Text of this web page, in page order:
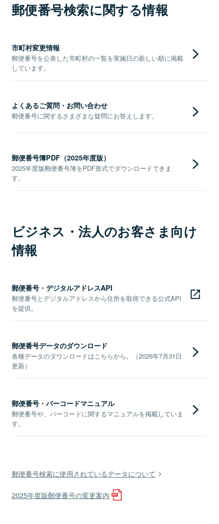
郵便番号検索に関する情報
市町村変更情報
郵便番号を公表した市町村の一覧を実施日の新しい順に掲載
しています。
よくあるご質問・お問い合わせ
郵便番号に関するさまざまな疑問にお答えします。
郵便番号簿PDF（2025年度版）
2025年度版郵便番号簿をPDF形式でダウンロードできま
す。
ビジネス・法人のお客さま向け
情報
郵便番号・デジタルアドレスAPI
郵便番号とデジタルアドレスから住所を取得できる公式API
を提供。
郵便番号データのダウンロード
各種データのダウンロードはこちらから。（2026年7月31日
更新）
郵便番号・バーコードマニュアル
郵便番号や、バーコードに関するマニュアルを掲載していま
す。
郵便番号検索に使用されているデータについて
2025年度版郵便番号の変更案内